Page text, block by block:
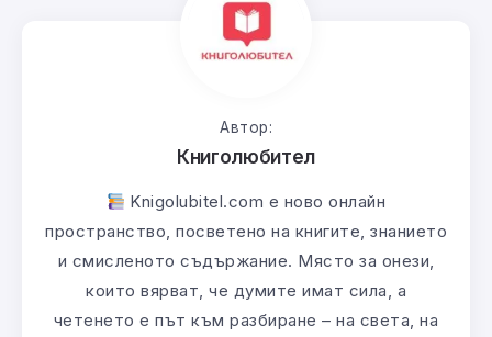
Автор:
Книголюбител
Knigolubitel.com е ново онлайн
пространство, посветено на книгите, знанието
и смисленото съдържание. Място за онези,
които вярват, че думите имат сила, а
четенето е път към разбиране – на света, на